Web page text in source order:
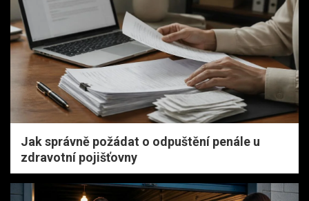
Jak správně požádat o odpuštění penále u
zdravotní pojišťovny